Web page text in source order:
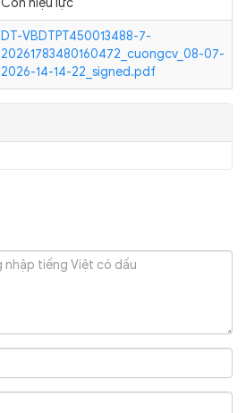
Còn hiệu lực
DT-VBDTPT450013488-7-
20261783480160472_cuongcv_08-07-
2026-14-14-22_signed.pdf